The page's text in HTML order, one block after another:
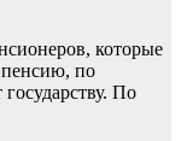
которые
пенсию, по
По